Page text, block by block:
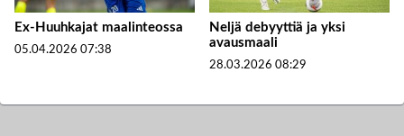
Ex-Huuhkajat maalinteossa
05.04.2026 07:38
Neljä debyyttiä ja yksi
avausmaali
28.03.2026 08:29